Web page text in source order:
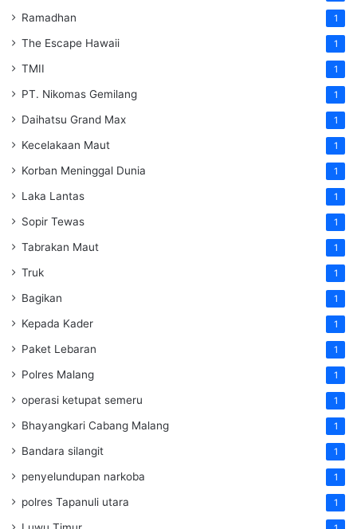
Ramadhan 1
The Escape Hawaii 1
TMII 1
PT. Nikomas Gemilang 1
Daihatsu Grand Max 1
Kecelakaan Maut 1
Korban Meninggal Dunia 1
Laka Lantas 1
Sopir Tewas 1
Tabrakan Maut 1
Truk 1
Bagikan 1
Kepada Kader 1
Paket Lebaran 1
Polres Malang 1
operasi ketupat semeru 1
Bhayangkari Cabang Malang 1
Bandara silangit 1
penyelundupan narkoba 1
polres Tapanuli utara 1